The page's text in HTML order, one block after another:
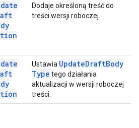
Dodaje określoną treść do
treści wersji roboczej.
Ustawia UpdateDraftBody
Type tego działania
aktualizacji w wersji roboczej
treści.